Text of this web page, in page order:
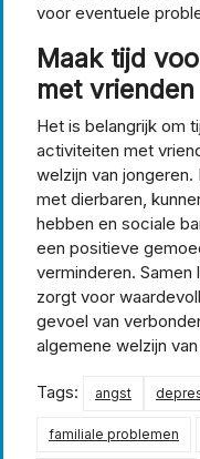
voor eventuele
Maak tijd
met
Het is belangrijk om
activiteiten met
welzijn van
met dierbaren,
hebben en sociale
een positieve
verminderen.
zorgt voor
gevoel van
algemene welzijn
Tags: angst
familiale problemen